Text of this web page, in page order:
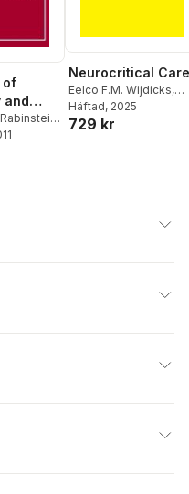
of
and
,
Jr.
Neurocritical Care
Eelco F.M. Wijdicks,
Alejandro A.
Häftad, 2025
729 kr